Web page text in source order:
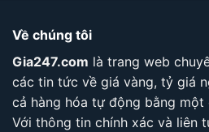
Về chúng tôi
Gia247.com là trang web
các tin tức về giá vàng, tỷ giá
cả hàng hóa tự động bằng
Với thông tin chính xác và liên